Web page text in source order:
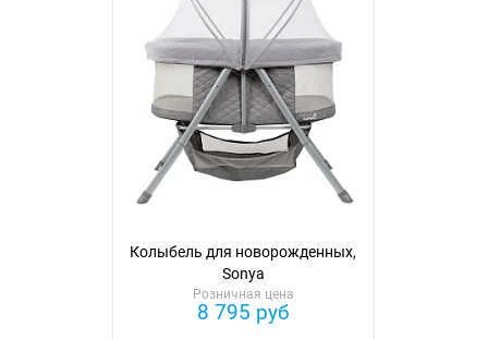
Колыбель для новорожденных,
Sonya
Розничная цена
8 795 руб